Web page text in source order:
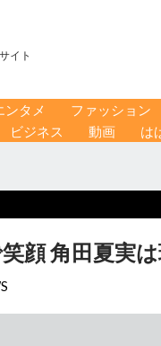
イト
ンタメ ファッション
ビジネス 動画 は
顔 角田夏実